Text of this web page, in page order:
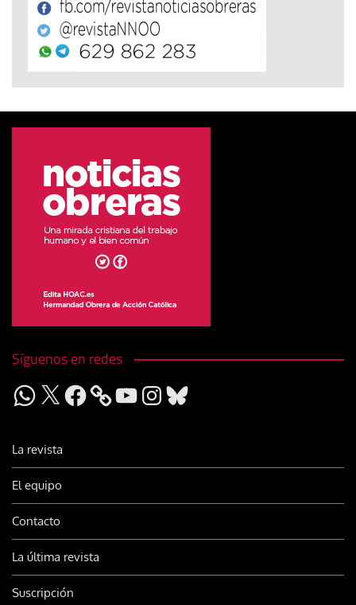
Síguenos en redes
WhatsApp
X Facebook YouTubeInstagram
Bluesky
La revista
El equipo
Contacto
La última revista
Suscripción